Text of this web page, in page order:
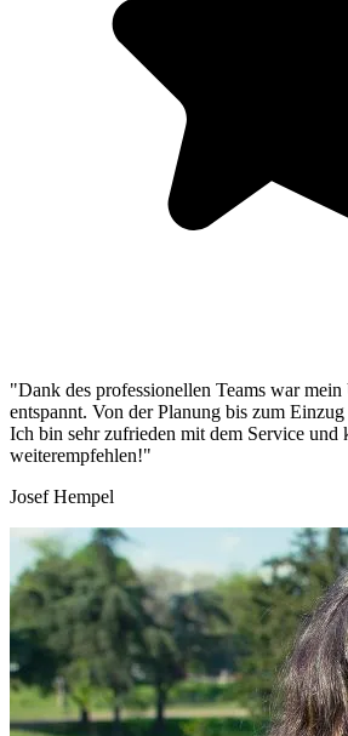
"Dank des professionellen Teams war
entspannt. Von der Planung bis zum
Ich bin sehr zufrieden mit dem Service und
weiterempfehlen!"
Josef Hempel